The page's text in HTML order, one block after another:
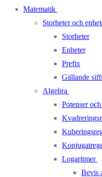
Matematik
Storheter och
Storheter
Enheter
Prefix
Gällande
Algebra
Potenser
Logaritmer
Bevis